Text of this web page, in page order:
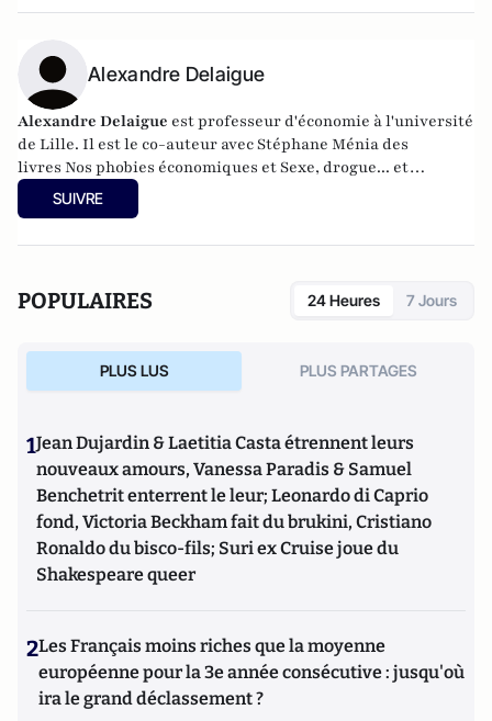
Alexandre Delaigue
Alexandre Delaigue estprofesseur d'économie à l'université
de Lille. Il est le co-auteur avec Stéphane Ménia des
livres Nos phobies économiques etSexe, drogue... et
économie : pas de sujet tabou pour les économistes
chez Pearson). Son site :
SUIVRE
POPULAIRES 24 Heures 7 Jours
PLUS LUS PLUS PARTAGES
1Jean Dujardin & Laetitia Casta étrennent leurs
nouveaux amours, Vanessa Paradis & Samuel
Benchetrit enterrent le leur; Leonardo di Caprio
fond, Victoria Beckham fait du brukini, Cristiano
Ronaldo du bisco-fils; Suri ex Cruise joue du
Shakespeare queer
2Les Français moins riches que la moyenne
européenne pour la 3e année consécutive : jusqu'où
ira le grand déclassement ?